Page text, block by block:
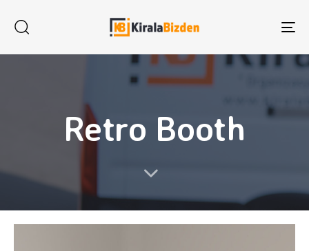
Retro Booth